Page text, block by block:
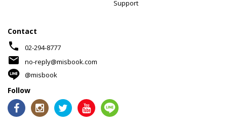
Support
Contact
phone 02-294-8777
mail
no-reply@misbook.com
@misbook
Follow